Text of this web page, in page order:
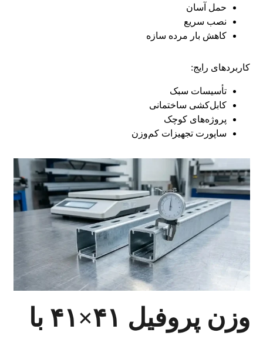
حمل آسان
نصب سریع
کاهش بار مرده سازه
کاربردهای رایج:
تأسیسات سبک
کابل‌کشی ساختمانی
پروژه‌های کوچک
ساپورت تجهیزات کم‌وزن
وزن پروفیل ۴۱×۴۱ با